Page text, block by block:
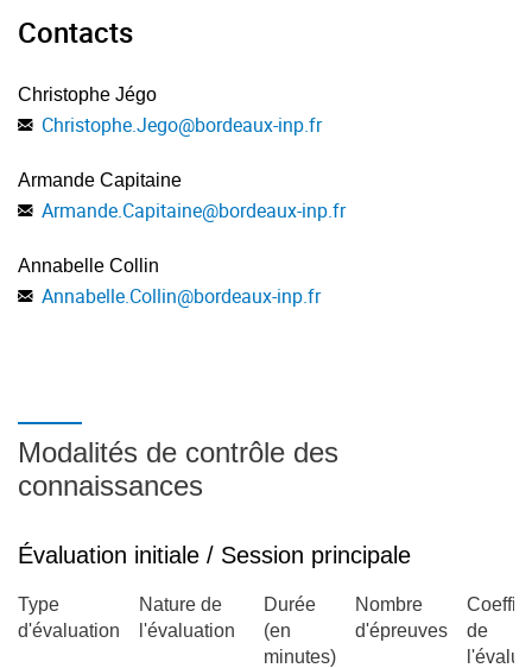
Contacts
Christophe Jégo
Christophe.Jego@bordeaux-inp.fr
Armande Capitaine
Armande.Capitaine@bordeaux-inp.fr
Annabelle Collin
Annabelle.Collin@bordeaux-inp.fr
Modalités de contrôle des
connaissances
Évaluation initiale / Session principale
Type
d'évaluation
Nature de
l'évaluation
Durée
(en
minutes)
Nombre
d'épreuves
de